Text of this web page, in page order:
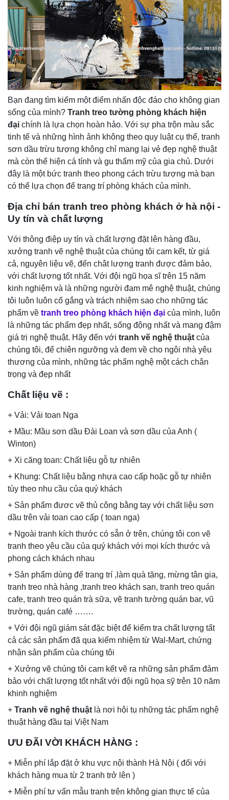
Bạn đang tìm kiếm một điểm nhấn độc đáo cho không gian
sống của mình? Tranh treo tường phòng khách hiện
đại chính là lựa chọn hoàn hảo. Với sự pha trộn màu sắc
tinh tế và những hình ảnh không theo quy luật cụ thể, tranh
sơn dầu trừu tượng không chỉ mang lại vẻ đẹp nghệ thuật
mà còn thể hiện cá tính và gu thẩm mỹ của gia chủ. Dưới
đây là một bức tranh theo phong cách trừu tượng mà bạn
có thể lựa chọn để trang trí phòng khách của mình.
Địa chỉ bán tranh treo phòng khách ở hà nội -
Uy tín và chất lượng
Với thông điệp uy tín và chất lượng đặt lên hàng đầu,
xưởng tranh vẽ nghệ thuật của chúng tôi cam kết, từ giá
cả, nguyên liệu vẽ, đến chât lượng tranh được đảm bảo,
với chất lượng tốt nhất. Với đội ngũ họa sĩ trên 15 năm
kinh nghiệm và là những người đam mê nghệ thuật, chúng
tôi luôn luôn cố gắng và trách nhiệm sao cho những tác
phẩm về tranh treo phòng khách hiện đại của mình, luôn
là những tác phẩm đẹp nhất, sống động nhất và mang đậm
giá trị nghệ thuật. Hãy đến với tranh vẽ nghệ thuật của
chúng tôi, để chiên ngưỡng và đem về cho ngôi nhà yêu
thương của mình, những tác phẩm nghệ một cách chân
trọng và đẹp nhất
Chất liệu vẽ :
+ Vải: Vải toan Nga
+ Mầu: Mầu sơn dầu Đài Loan và sơn dầu của Anh (
Winton)
+ Xi căng toan: Chất liệu gỗ tự nhiên
+ Khung: Chất liệu bằng nhựa cao cấp hoặc gỗ tự nhiên
tùy theo nhu cầu của quý khách
+ Sản phẩm đươc vẽ thủ công bằng tay với chất liệu sơn
dầu trên vải toan cao cấp ( toan nga)
+ Ngoài tranh kích thước có sẵn ở trên, chúng tôi con vẽ
tranh theo yêu cầu của quý khách với mọi kích thước và
phong cách khách nhau
+ Sản phẩm dùng để trang trí ,làm quà tặng, mừng tân gia,
tranh treo nhà hàng ,tranh treo khách sạn, tranh treo quán
cafe, tranh treo quán trà sữa, vẽ tranh tường quán bar, vũ
trường, quán café …….
+ Với đội ngũ giám sát đặc biệt để kiểm tra chất lượng tất
cả các sản phẩm đã qua kiểm nhiệm từ Wal-Mart, chứng
nhận sản phẩm của chúng tôi
+ Xưởng vẽ chúng tôi cam kết vẽ ra những sản phẩm đảm
bảo với chất lượng tốt nhất với đội ngũ họa sỹ trên 10 năm
khinh nghiệm
+ Tranh vẽ nghệ thuật là nơi hội tụ những tác phẩm nghệ
thuật hàng đầu tại Việt Nam
ƯU ĐÃI VỜI KHÁCH HÀNG :
+ Miễn phí lắp đặt ở khu vực nội thành Hà Nội ( đối với
khách hàng mua từ 2 tranh trở lên )
+ Miễn phí tư vấn mẫu tranh trên không gian thực tế của